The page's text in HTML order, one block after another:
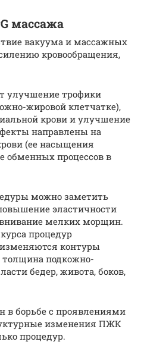
массажа
вакуума и массажных
кровообращения,
улучшение трофики
жировой клетчатке),
крови и улучшение
направлены на
(ее насыщения
обменных процессов в
можно заметить
эластичности
мелких морщин.
процедур
контуры
подкожно-
бедер, живота, боков,
в борьбе с проявлениями
изменения ПЖК
процедур.